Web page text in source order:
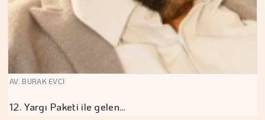
AV. BURAK EVCİ
12. Yargı Paketi ile gelen…